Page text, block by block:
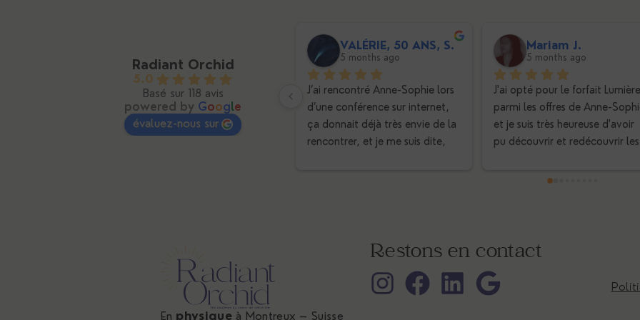
Radiant Orchid
5.0
Basé sur 118 avis
powered by Goog le
évaluez-nous sur
VALÉRIE, 50 ANS, S.
5 months ago
J’ai rencontré Anne-Sophie lors
d’une conférence sur internet,
ça donnait déjà très envie de la
rencontrer, et je me suis dite,
très vite répondu, et j’ai pu
avoir un rendez-vous assez
rapidement. Anne-Sophie est
vraiment une belle et lumineuse
personne, elle nous met tout de
Mariam J.
5 months ago
J'ai opté pour le forfait Lumière
parmi les offres de Anne-
et je suis très heureuse d'avoir
pu découvrir et redécouvrir les
découvert Radiant Orchid à un
nécessaires pour me réaligner à
nouveau et pour avancer
sereinement dans mon chemin
de vie. Merci à Anne-Sophie
En physiqueà Montreux – Suisse
Restons en contact